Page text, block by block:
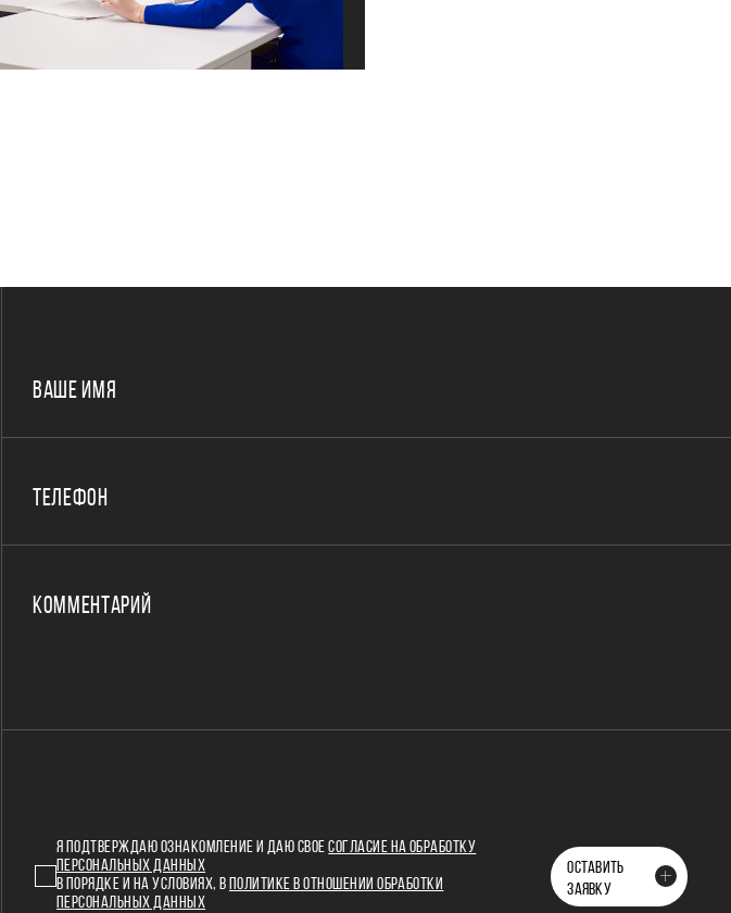
ВАШЕ ИМЯ
ТЕЛЕФОН
КОММЕНТАРИЙ
Я ПОДТВЕРЖДАЮ ОЗНАКОМЛЕНИЕ И ДАЮ СВОЕСОГЛАСИЕ НА ОБРАБОТКУ
ПЕРСОНАЛЬНЫХ ДАННЫХ
В ПОРЯДКЕ И НА УСЛОВИЯХ, В
ПОЛИТИКЕ В ОТНОШЕНИИ ОБРАБОТКИ
ПЕРСОНАЛЬНЫХ ДАННЫХ
ОСТАВИТЬ
ЗАЯВКУ